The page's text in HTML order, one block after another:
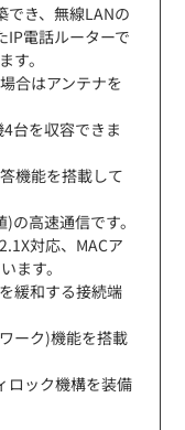
でき、無線LANの
IP電話ルーターで
す。
合はアンテナを
台を収容できま
機能を搭載して
高速通信です。
対応、MACア
ます。
緩和する接続端
ーク)機能を搭載
ロック機構を装備